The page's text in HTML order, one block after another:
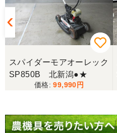
スパイダーモアオーレック
SP850B 北新潟●★
99,990